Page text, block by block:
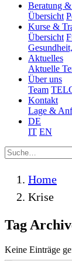
Beratung
Übersicht
Kurse &
Übersicht
Aktuelles
Aktuelle
Über uns
Team
Kontakt
Lage &
DE
IT EN
Home
Krise
Tag
Keine Einträge